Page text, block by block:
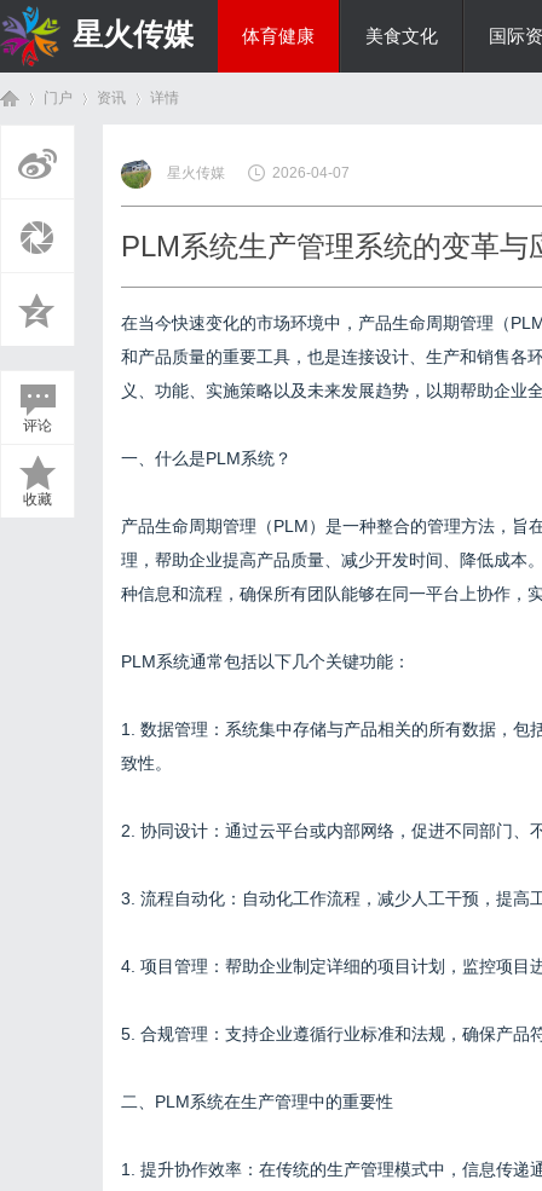
星火传媒 体育健康 美食文化 国际
门户 资讯
›
详情
评论
收藏
星火传媒 2026-04-07
PLM系统生产管理系统的变革与
在当今快速变化的市场环境中，产品生命周期管理（
和产品质量的重要工具，也是连接设计、生产和销售各
义、功能、实施策略以及未来发展趋势，以期帮助企
一、什么是PLM系统？
产品生命周期管理（PLM）是一种整合的管理方法，
理，帮助企业提高产品质量、减少开发时间、降低成本
种信息和流程，确保所有团队能够在同一平台上协作，
PLM系统通常包括以下几个关键功能：
1. 数据管理：系统集中存储与产品相关的所有数据，
致性。
2. 协同设计：通过云平台或内部网络，促进不同部门
3. 流程自动化：自动化工作流程，减少人工干预，提高
4. 项目管理：帮助企业制定详细的项目计划，监控项目
5. 合规管理：支持企业遵循行业标准和法规，确保产品
二、PLM系统在生产管理中的重要性
1. 提升协作效率：在传统的生产管理模式中，信息传